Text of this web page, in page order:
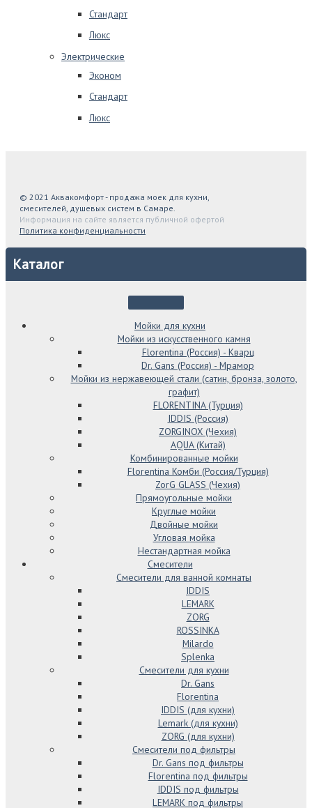
Стандарт
Люкс
Электрические
Эконом
Стандарт
Люкс
© 2021 Аквакомфорт - продажа моек для кухни,
смесителей, душевых систем в Самаре.
Информация на сайте является публичной офертой
Политика конфиденциальности
Каталог
Мойки для кухни
Мойки из искусственного камня
Florentina (Россия) - Кварц
Dr. Gans (Россия) - Мрамор
Мойки из нержавеющей стали (сатин, бронза, золото,
графит)
FLORENTINA (Турция)
IDDIS (Россия)
ZORGINOX (Чехия)
AQUA (Китай)
Комбинированные мойки
Florentina Комби (Россия/Турция)
ZorG GLASS (Чехия)
Прямоугольные мойки
Круглые мойки
Двойные мойки
Угловая мойка
Нестандартная мойка
Смесители
Смесители для ванной комнаты
IDDIS
LEMARK
ZORG
ROSSINKA
Milardo
Splenka
Смесители для кухни
Dr. Gans
Florentina
IDDIS (для кухни)
Lemark (для кухни)
ZORG (для кухни)
Смесители под фильтры
Dr. Gans под фильтры
Florentina под фильтры
IDDIS под фильтры
LEMARK под фильтры